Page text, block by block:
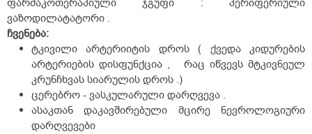
ფარმაკოთერაპიული ჯგუფი : პერიფერიული
ვაზოდილატატორი .
ჩვენება:
ტკივილი არტერიიტის დროს ( ქვედა კიდურების
არტერიების დისფუნქცია , რაც იწვევს მტკივნეულ
კრუნჩხვას სიარულის დროს .)
ცერებრო - ვასკულარული დარღვევა .
ასაკთან დაკავშირებული მცირე ნევროლოგიური
დარღვევები